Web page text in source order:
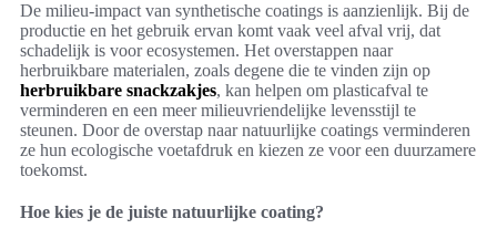
De milieu-impact van synthetische coatings is aanzienlijk. Bij de
productie en het gebruik ervan komt vaak veel afval vrij, dat
schadelijk is voor ecosystemen. Het overstappen naar
herbruikbare materialen, zoals degene die te vinden zijn op
herbruikbare snackzakjes, kan helpen om plasticafval te
verminderen en een meer milieuvriendelijke levensstijl te
steunen. Door de overstap naar natuurlijke coatings verminderen
ze hun ecologische voetafdruk en kiezen ze voor een duurzamere
toekomst.
Hoe kies je de juiste natuurlijke coating?